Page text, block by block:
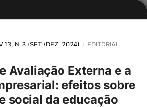
N.3 (SET./DEZ. 2024) / EDITORIAL
Avaliação Externa e a
efeitos sobre
social da educação